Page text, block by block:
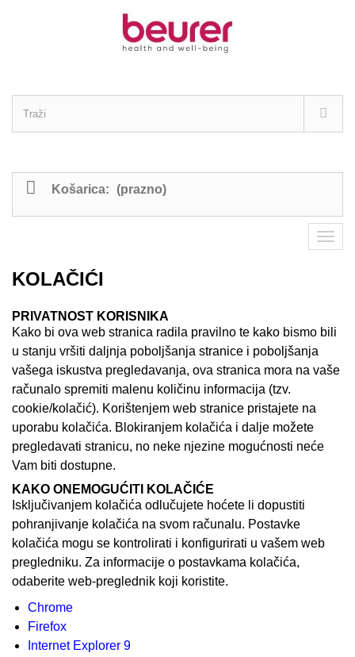
Košarica: (prazno)
KOLAČIĆI
PRIVATNOST KORISNIKA
Kako bi ova web stranica radila pravilno te kako bismo bili
u stanju vršiti daljnja poboljšanja stranice i poboljšanja
vašega iskustva pregledavanja, ova stranica mora na vaše
računalo spremiti malenu količinu informacija (tzv.
cookie/kolačić). Korištenjem web stranice pristajete na
uporabu kolačića. Blokiranjem kolačića i dalje možete
pregledavati stranicu, no neke njezine mogućnosti neće
Vam biti dostupne.
KAKO ONEMOGUĆITI KOLAČIĆE
Isključivanjem kolačića odlučujete hoćete li dopustiti
pohranjivanje kolačića na svom računalu. Postavke
kolačića mogu se kontrolirati i konfigurirati u vašem web
pregledniku. Za informacije o postavkama kolačića,
odaberite web-preglednik koji koristite.
Chrome
Firefox
Internet Explorer 9